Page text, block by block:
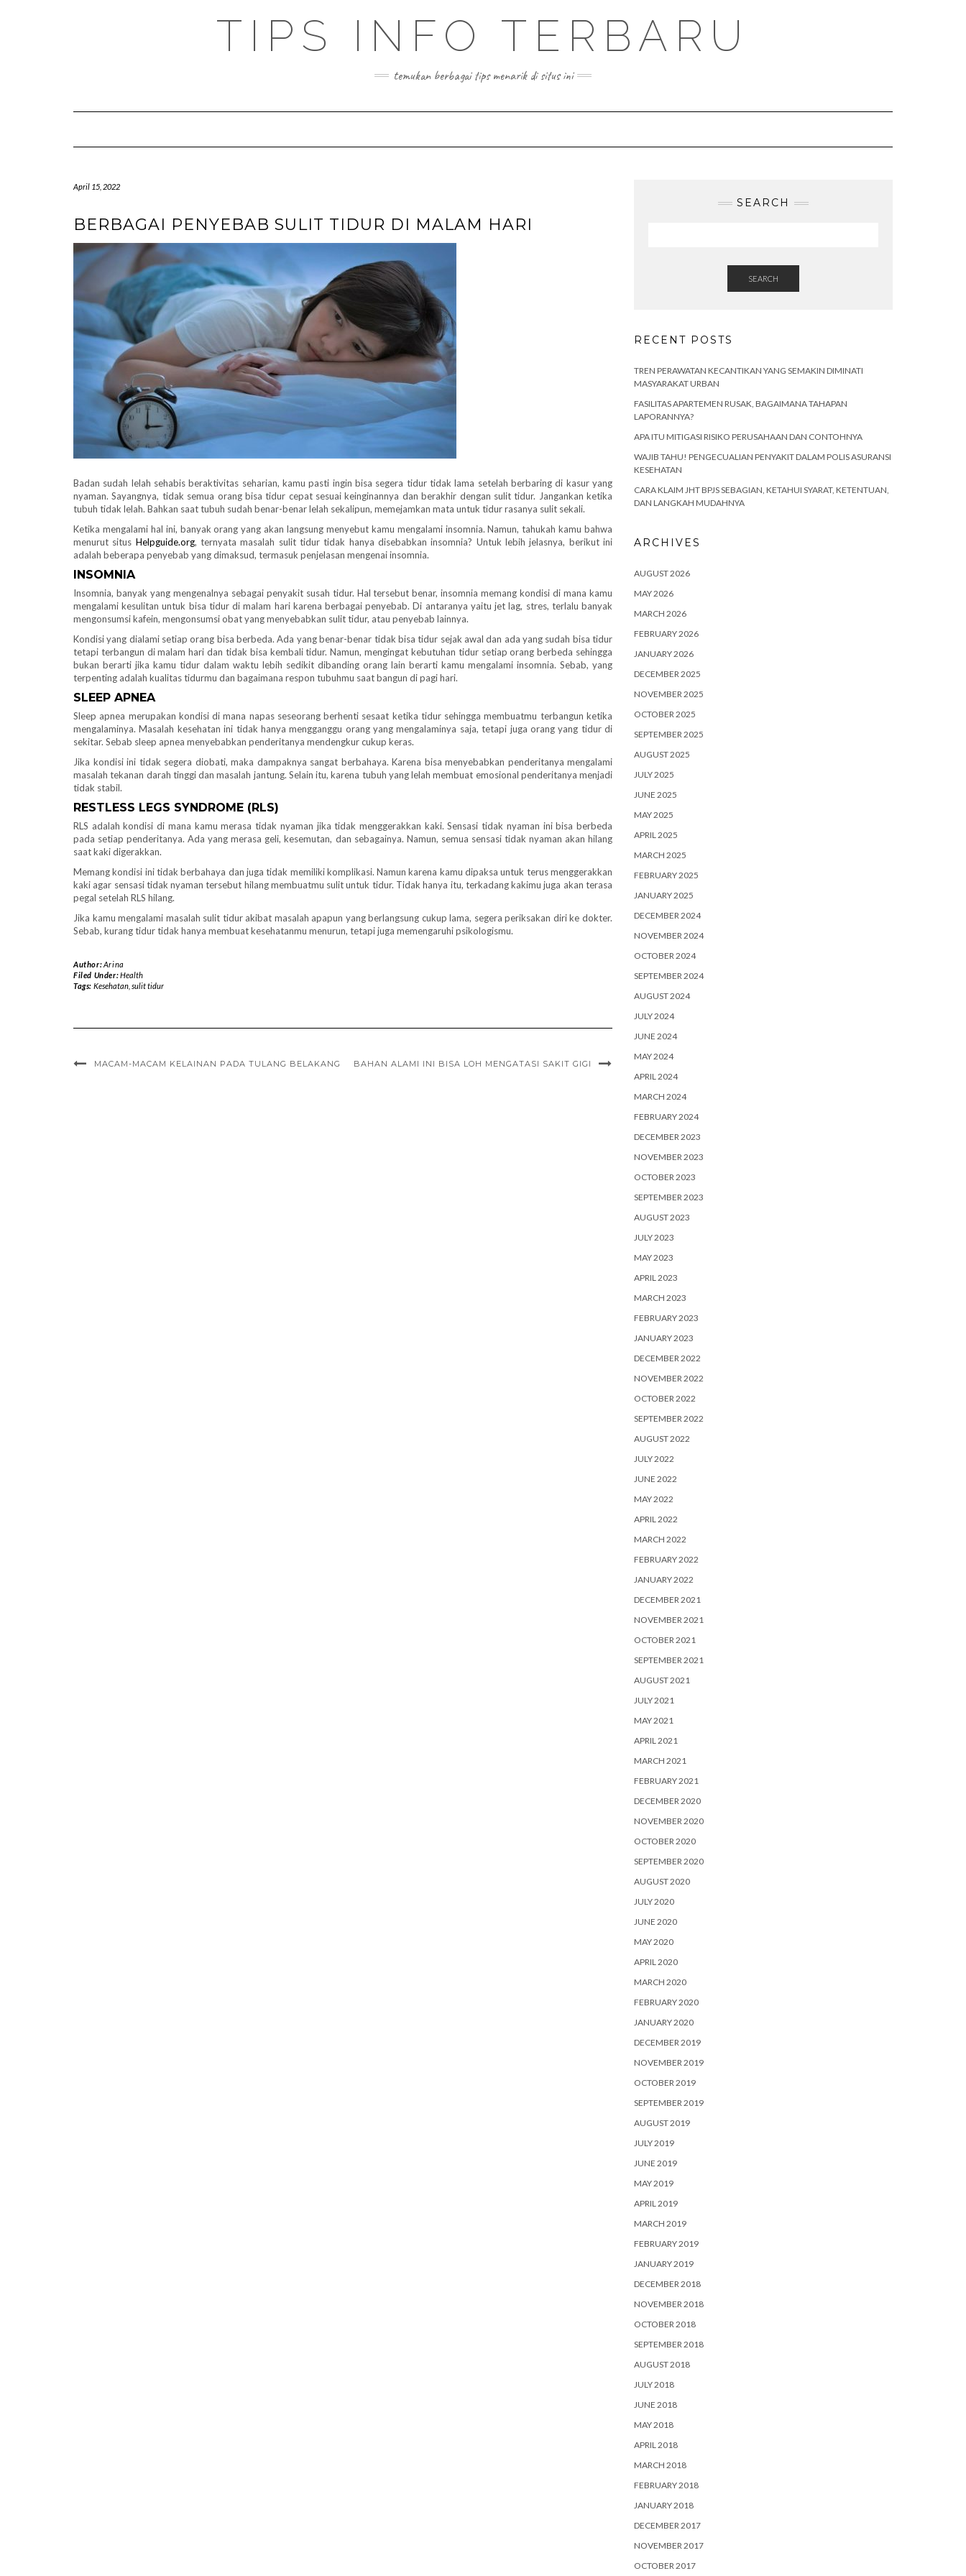
TIPS INFO TERBARU
temukan berbagai tips menarik di situs ini
April 15, 2022
BERBAGAI PENYEBAB SULIT TIDUR DI MALAM HARI
Badan sudah lelah sehabis beraktivitas seharian, kamu pasti ingin bisa segera tidur tidak lama setelah berbaring di kasur yang
nyaman. Sayangnya, tidak semua orang bisa tidur cepat sesuai keinginannya dan berakhir dengan sulit tidur. Jangankan ketika
tubuh tidak lelah. Bahkan saat tubuh sudah benar-benar lelah sekalipun, memejamkan mata untuk tidur rasanya sulit sekali.
Ketika mengalami hal ini, banyak orang yang akan langsung menyebut kamu mengalami insomnia. Namun, tahukah kamu bahwa
menurut situs Helpguide.org, ternyata masalah sulit tidur tidak hanya disebabkan insomnia? Untuk lebih jelasnya, berikut ini
adalah beberapa penyebab yang dimaksud, termasuk penjelasan mengenai insomnia.
INSOMNIA
Insomnia, banyak yang mengenalnya sebagai penyakit susah tidur. Hal tersebut benar, insomnia memang kondisi di mana kamu
mengalami kesulitan untuk bisa tidur di malam hari karena berbagai penyebab. Di antaranya yaitu jet lag, stres, terlalu banyak
mengonsumsi kafein, mengonsumsi obat yang menyebabkan sulit tidur, atau penyebab lainnya.
Kondisi yang dialami setiap orang bisa berbeda. Ada yang benar-benar tidak bisa tidur sejak awal dan ada yang sudah bisa tidur
tetapi terbangun di malam hari dan tidak bisa kembali tidur. Namun, mengingat kebutuhan tidur setiap orang berbeda sehingga
bukan berarti jika kamu tidur dalam waktu lebih sedikit dibanding orang lain berarti kamu mengalami insomnia. Sebab, yang
terpenting adalah kualitas tidurmu dan bagaimana respon tubuhmu saat bangun di pagi hari.
SLEEP APNEA
Sleep apnea merupakan kondisi di mana napas seseorang berhenti sesaat ketika tidur sehingga membuatmu terbangun ketika
mengalaminya. Masalah kesehatan ini tidak hanya mengganggu orang yang mengalaminya saja, tetapi juga orang yang tidur di
sekitar. Sebab sleep apnea menyebabkan penderitanya mendengkur cukup keras.
Jika kondisi ini tidak segera diobati, maka dampaknya sangat berbahaya. Karena bisa menyebabkan penderitanya mengalami
masalah tekanan darah tinggi dan masalah jantung. Selain itu, karena tubuh yang lelah membuat emosional penderitanya menjadi
tidak stabil.
RESTLESS LEGS SYNDROME (RLS)
RLS adalah kondisi di mana kamu merasa tidak nyaman jika tidak menggerakkan kaki. Sensasi tidak nyaman ini bisa berbeda
pada setiap penderitanya. Ada yang merasa geli, kesemutan, dan sebagainya. Namun, semua sensasi tidak nyaman akan hilang
saat kaki digerakkan.
Memang kondisi ini tidak berbahaya dan juga tidak memiliki komplikasi. Namun karena kamu dipaksa untuk terus menggerakkan
kaki agar sensasi tidak nyaman tersebut hilang membuatmu sulit untuk tidur. Tidak hanya itu, terkadang kakimu juga akan terasa
pegal setelah RLS hilang.
Jika kamu mengalami masalah sulit tidur akibat masalah apapun yang berlangsung cukup lama, segera periksakan diri ke dokter.
Sebab, kurang tidur tidak hanya membuat kesehatanmu menurun, tetapi juga memengaruhi psikologismu.
Author:Arina
Filed Under:Health
Tags: Kesehatan, sulit tidur
MACAM-MACAM KELAINAN PADA TULANG BELAKANG BAHAN ALAMI INI BISA LOH MENGATASI SAKIT GIGI
SEARCH
SEARCH
RECENT POSTS
TREN PERAWATAN KECANTIKAN YANG SEMAKIN DIMINATI
MASYARAKAT URBAN
FASILITAS APARTEMEN RUSAK, BAGAIMANA TAHAPAN
LAPORANNYA?
APA ITU MITIGASI RISIKO PERUSAHAAN DAN CONTOHNYA
WAJIB TAHU! PENGECUALIAN PENYAKIT DALAM POLIS ASURANSI
KESEHATAN
CARA KLAIM JHT BPJS SEBAGIAN, KETAHUI SYARAT, KETENTUAN,
DAN LANGKAH MUDAHNYA
ARCHIVES
AUGUST 2026
MAY 2026
MARCH 2026
FEBRUARY 2026
JANUARY 2026
DECEMBER 2025
NOVEMBER 2025
OCTOBER 2025
SEPTEMBER 2025
AUGUST 2025
JULY 2025
JUNE 2025
MAY 2025
APRIL 2025
MARCH 2025
FEBRUARY 2025
JANUARY 2025
DECEMBER 2024
NOVEMBER 2024
OCTOBER 2024
SEPTEMBER 2024
AUGUST 2024
JULY 2024
JUNE 2024
MAY 2024
APRIL 2024
MARCH 2024
FEBRUARY 2024
DECEMBER 2023
NOVEMBER 2023
OCTOBER 2023
SEPTEMBER 2023
AUGUST 2023
JULY 2023
MAY 2023
APRIL 2023
MARCH 2023
FEBRUARY 2023
JANUARY 2023
DECEMBER 2022
NOVEMBER 2022
OCTOBER 2022
SEPTEMBER 2022
AUGUST 2022
JULY 2022
JUNE 2022
MAY 2022
APRIL 2022
MARCH 2022
FEBRUARY 2022
JANUARY 2022
DECEMBER 2021
NOVEMBER 2021
OCTOBER 2021
SEPTEMBER 2021
AUGUST 2021
JULY 2021
MAY 2021
APRIL 2021
MARCH 2021
FEBRUARY 2021
DECEMBER 2020
NOVEMBER 2020
OCTOBER 2020
SEPTEMBER 2020
AUGUST 2020
JULY 2020
JUNE 2020
MAY 2020
APRIL 2020
MARCH 2020
FEBRUARY 2020
JANUARY 2020
DECEMBER 2019
NOVEMBER 2019
OCTOBER 2019
SEPTEMBER 2019
AUGUST 2019
JULY 2019
JUNE 2019
MAY 2019
APRIL 2019
MARCH 2019
FEBRUARY 2019
JANUARY 2019
DECEMBER 2018
NOVEMBER 2018
OCTOBER 2018
SEPTEMBER 2018
AUGUST 2018
JULY 2018
JUNE 2018
MAY 2018
APRIL 2018
MARCH 2018
FEBRUARY 2018
JANUARY 2018
DECEMBER 2017
NOVEMBER 2017
OCTOBER 2017